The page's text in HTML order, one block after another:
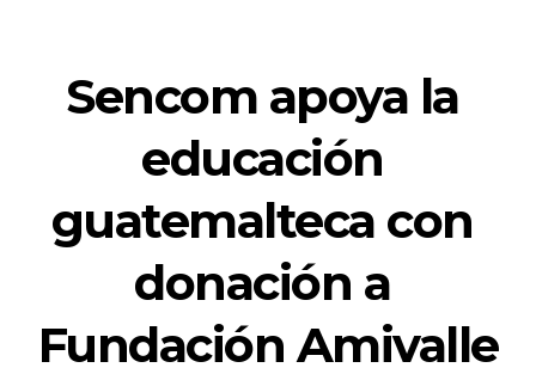
Sencom apoya la
educación
guatemalteca con
donación a
Fundación Amivalle